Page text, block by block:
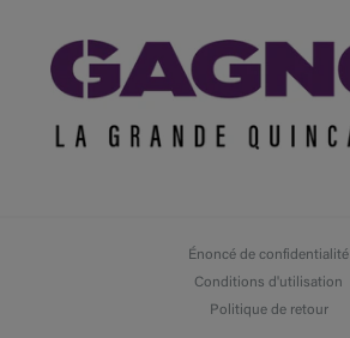
Énoncé de confidentialité
Conditions d'utilisation
Politique de retour